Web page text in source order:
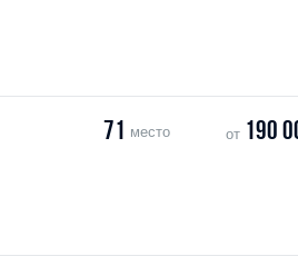
71 место от 190